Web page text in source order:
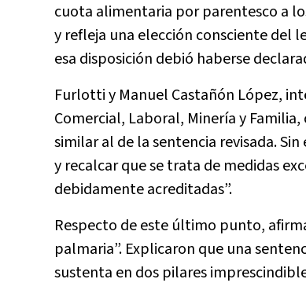
cuota alimentaria por parentesco a
y refleja una elección consciente del
esa disposición debió haberse
Furlotti y Manuel Castañón López,
Comercial, Laboral, Minería y
similar al de la sentencia revisada.
y recalcar que se trata de medidas
debidamente acreditadas”.
Respecto de este último punto,
palmaria”. Explicaron que una
sustenta en dos pilares